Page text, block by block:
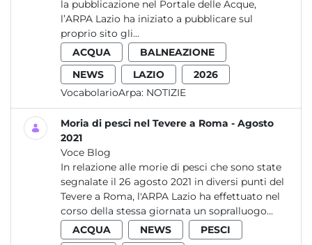
la pubblicazione nel Portale delle Acque,
l’ARPA Lazio ha iniziato a pubblicare sul
proprio sito gli...
ACQUA
BALNEAZIONE
NEWS
LAZIO
2026
VocabolarioArpa: NOTIZIE
Moria di pesci nel Tevere a Roma - Agosto
2021
Voce Blog
In relazione alle morie di pesci che sono state
segnalate il 26 agosto 2021 in diversi punti del
Tevere a Roma, l'ARPA Lazio ha effettuato nel
corso della stessa giornata un sopralluogo...
ACQUA
NEWS
PESCI